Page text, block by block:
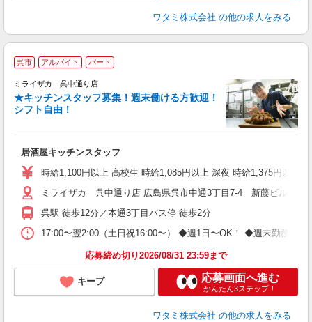
ワタミ株式会社 の他の求人をみる
呉市 アルバイト パート
ミライザカ 呉中通り店
★キッチンスタッフ募集！週末働ける方歓迎！
シフト自由！
居酒屋キッチンスタッフ
時給1,100円以上 高校生 時給1,085円以上 深夜 時給1,375円以上
ミライザカ 呉中通り店 広島県呉市中通3丁目7-4 新藤ビル1，2
呉駅 徒歩12分／本通3丁目バス停 徒歩2分
17:00〜翌2:00（土日祝16:00〜） ◆週1日〜OK！ ◆週末勤務で
応募締め切り2026/08/31 23:59まで
キープ 応募画面へ進む
かんたん3ステップ！
ワタミ株式会社 の他の求人をみる